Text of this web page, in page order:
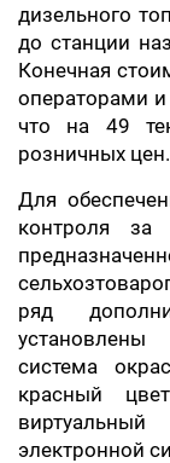
дизельного
до станции
Конечная
операторами и
что на 49
розничных цен.
Для
контроля за
ряд
система
красный
электронной